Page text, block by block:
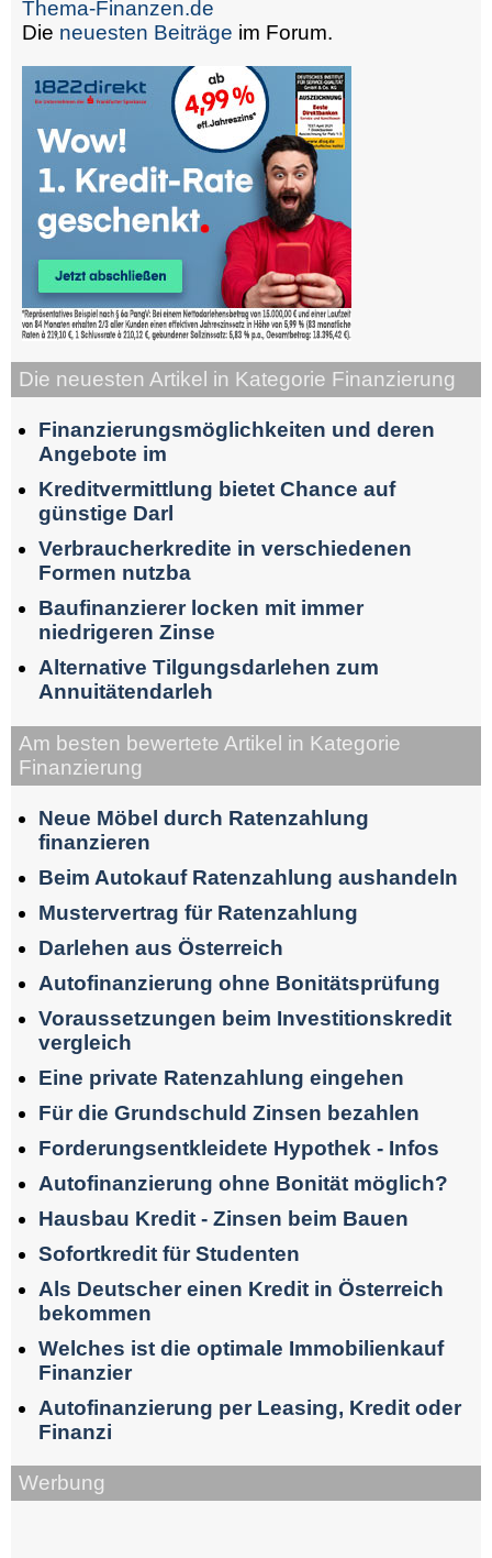
Thema-Finanzen.de
Die neuesten Beiträge im Forum.
Die neuesten Artikel in Kategorie Finanzierung
Finanzierungsmöglichkeiten und deren
Angebote im
Kreditvermittlung bietet Chance auf
günstige Darl
Verbraucherkredite in verschiedenen
Formen nutzba
Baufinanzierer locken mit immer
niedrigeren Zinse
Alternative Tilgungsdarlehen zum
Annuitätendarleh
Am besten bewertete Artikel in Kategorie
Finanzierung
Neue Möbel durch Ratenzahlung
finanzieren
Beim Autokauf Ratenzahlung aushandeln
Mustervertrag für Ratenzahlung
Darlehen aus Österreich
Autofinanzierung ohne Bonitätsprüfung
Voraussetzungen beim Investitionskredit
vergleich
Eine private Ratenzahlung eingehen
Für die Grundschuld Zinsen bezahlen
Forderungsentkleidete Hypothek - Infos
Autofinanzierung ohne Bonität möglich?
Hausbau Kredit - Zinsen beim Bauen
Sofortkredit für Studenten
Als Deutscher einen Kredit in Österreich
bekommen
Welches ist die optimale Immobilienkauf
Finanzier
Autofinanzierung per Leasing, Kredit oder
Finanzi
Werbung